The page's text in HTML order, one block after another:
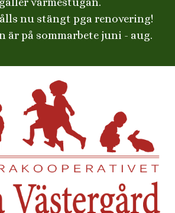
nu stängt pga renovering!
är på sommarbete juni - aug.